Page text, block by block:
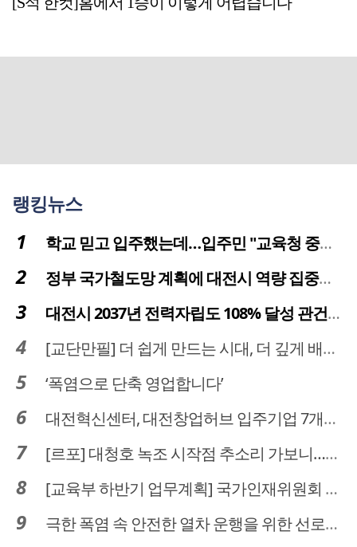
랭킹뉴스
학교 믿고 입주했는데…입주민 "교육청 중재 나서라"
정부 국가철도망 계획에 대전시 역량 집중해야
대전시 2037년 전력자립도 108% 달성 관건은 '주민 수용성'
[교단만필] 더 쉽게 만드는 시대, 더 깊게 배우는 교육
‘폭염으로 단축 영업합니다’
대전혁신센터, 대전창업허브 입주기업 7개사 모집
[르포] 대청호 녹조 시작점 추소리 가보니…걷어내도 짙은 초록빛
[교육부 하반기 업무계획] 국가인재위원회 신설… 거점국립대 3곳 성장엔진·AI 분야 패키지 지원
극한 폭염 속 안전한 열차 운행을 위한 선로관리